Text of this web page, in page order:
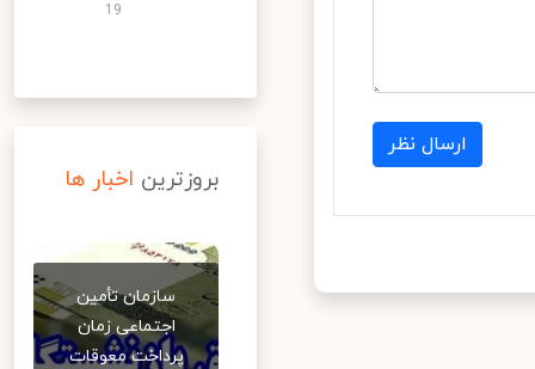
ارسال نظر
19
بروزترین اخبار ها
سازمان تأمین
اجتماعی زمان
پرداخت معوقات